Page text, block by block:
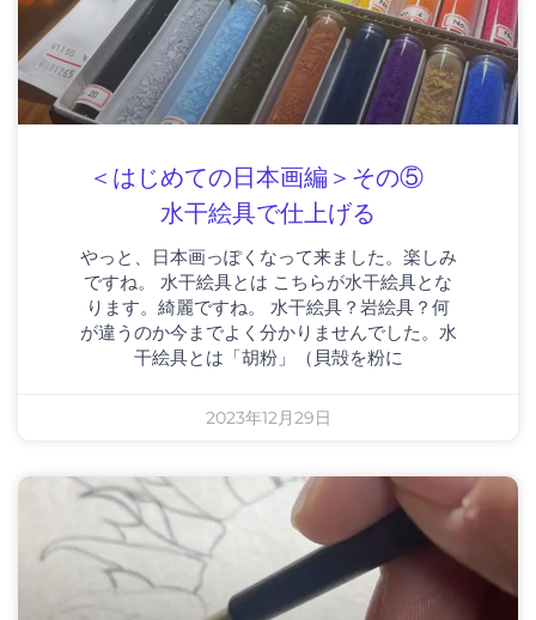
＜はじめての日本画編＞その⑤
水干絵具で仕上げる
やっと、日本画っぽくなって来ました。楽しみ
ですね。 水干絵具とは こちらが水干絵具とな
ります。綺麗ですね。 水干絵具？岩絵具？何
が違うのか今までよく分かりませんでした。水
干絵具とは「胡粉」（貝殻を粉に
2023年12月29日